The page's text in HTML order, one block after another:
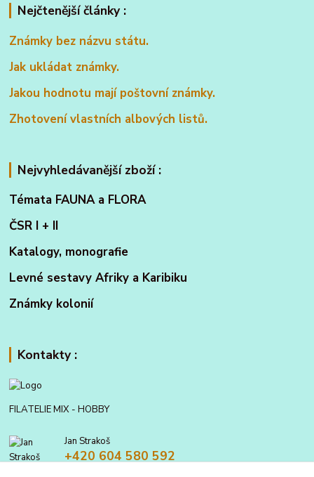
Nejčtenější články :
Známky bez názvu státu.
Jak ukládat známky.
Jakou hodnotu mají poštovní známky.
Zhotovení vlastních albových listů.
Nejvyhledávanější zboží :
Témata FAUNA a FLORA
ČSR I + II
Katalogy, monografie
Levné sestavy Afriky a Karibiku
Známky kolonií
Kontakty :
FILATELIE MIX - HOBBY
Jan Strakoš
+420 604 580 592